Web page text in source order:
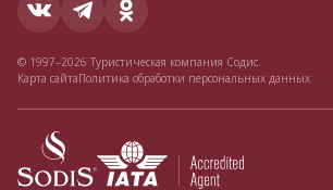
© 1997–2026 Туристическая компания Содис.
Карта сайтаПолитика обработки персональных данных